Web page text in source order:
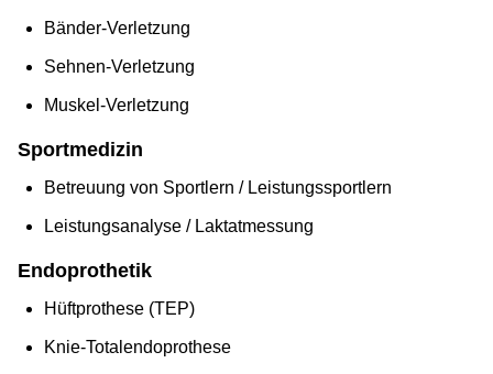
Bänder-Verletzung
Sehnen-Verletzung
Muskel-Verletzung
Sportmedizin
Betreuung von Sportlern / Leistungssportlern
Leistungsanalyse / Laktatmessung
Endoprothetik
Hüftprothese (TEP)
Knie-Totalendoprothese